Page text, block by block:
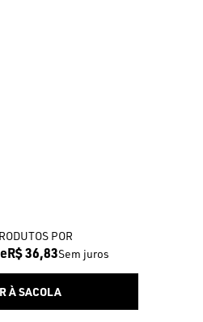
R$ 36,83Sem juros